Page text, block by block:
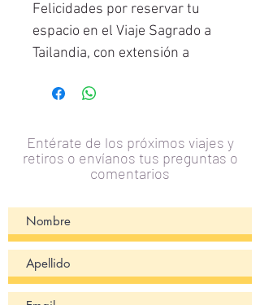
Felicidades por reservar tu
espacio en el Viaje Sagrado a
Tailandia, con extensión a
Para completar tu pago puedes
transferencia bancaria o
depositando en Zelle al 951-
con tarjeta hay un extra del 5%.
Si necesitas plan de pago, por
favor comunícate con nosotros
de inmediato.
Entérate de los próximos viajes y
retiros o envíanos tus preguntas o
comentarios